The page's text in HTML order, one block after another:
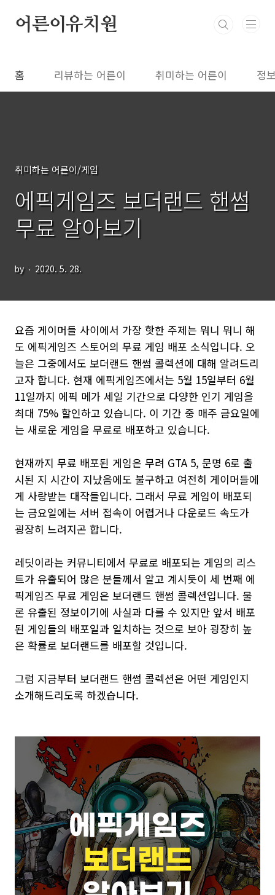
어른이유치원
홈 리뷰하는 어른이 취미하는 어른이 정
취미하는 어른이/게임
에픽게임즈 보더랜드 핸썸
무료 알아보기
by 2020. 5. 28.
요즘 게이머들 사이에서 가장 핫한 주제는 뭐니 뭐니 해
도 에픽게임즈 스토어의 무료 게임 배포 소식입니다. 오
늘은 그중에서도 보더랜드 핸썸 콜렉션에 대해 알려드리
고자 합니다. 현재 에픽게임즈에서는 5월 15일부터 6월
11일까지 에픽 메가 세일 기간으로 다양한 인기 게임을
최대 75% 할인하고 있습니다. 이 기간 중 매주 금요일에
는 새로운 게임을 무료로 배포하고 있습니다.
현재까지 무료 배포된 게임은 무려 GTA 5, 문명 6로 출
시된 지 시간이 지났음에도 불구하고 여전히 게이머들에
게 사랑받는 대작들입니다. 그래서 무료 게임이 배포되
는 금요일에는 서버 접속이 어렵거나 다운로드 속도가
굉장히 느려지곤 합니다.
레딧이라는 커뮤니티에서 무료로 배포되는 게임의 리스
트가 유출되어 많은 분들께서 알고 계시듯이 세 번째 에
픽게임즈 무료 게임은 보더랜드 핸썸 콜렉션입니다. 물
론 유출된 정보이기에 사실과 다를 수 있지만 앞서 배포
된 게임들의 배포일과 일치하는 것으로 보아 굉장히 높
은 확률로 보더랜드를 배포할 것입니다.
그럼 지금부터 보더랜드 핸썸 콜렉션은 어떤 게임인지
소개해드리도록 하겠습니다.